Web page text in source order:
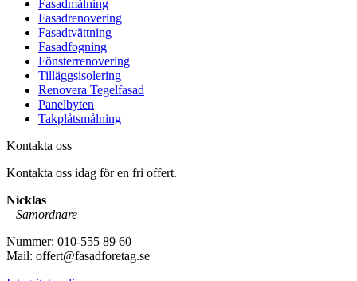
Fasadmålning
Fasadrenovering
Fasadtvättning
Fasadfogning
Fönsterrenovering
Tilläggsisolering
Renovera Tegelfasad
Panelbyten
Takplåtsmålning
Kontakta oss
Kontakta oss idag för en fri offert.
Nicklas
– Samordnare
Nummer: 010-555 89 60
Mail: offert@fasadforetag.se